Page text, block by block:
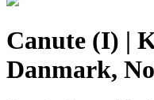
Canute (I) |
Danmark,